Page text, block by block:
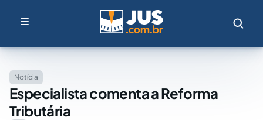
Notícia
Especialista comenta a Reforma
Tributária